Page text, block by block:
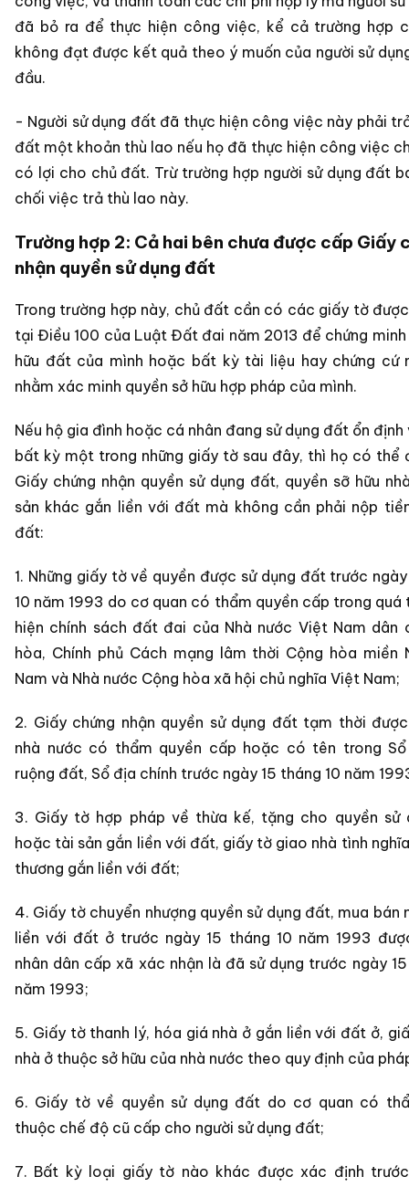
đã bỏ ra để thực hiện công việc, kể cả trường hợp
không đạt được kết quả theo ý muốn của người sử
đầu.
- Người sử dụng đất đã thực hiện công việc này phải
đất một khoản thù lao nếu họ đã thực hiện công việc
có lợi cho chủ đất. Trừ trường hợp người sử dụng đất
chối việc trả thù lao này.
Trường hợp 2: Cả hai bên chưa được cấp Giấy
nhận quyền sử dụng đất
Trong trường hợp này, chủ đất cần có các giấy tờ
tại Điều 100 của Luật Đất đai năm 2013 để chứng minh
hữu đất của mình hoặc bất kỳ tài liệu hay chứng cứ
nhằm xác minh quyền sở hữu hợp pháp của mình.
Nếu hộ gia đình hoặc cá nhân đang sử dụng đất ổn định
bất kỳ một trong những giấy tờ sau đây, thì họ có thể
Giấy chứng nhận quyền sử dụng đất, quyền sỡ hữu
sản khác gắn liền với đất mà không cần phải nộp
đất:
1. Những giấy tờ về quyền được sử dụng đất trước
10 năm 1993 do cơ quan có thẩm quyền cấp trong quá
hiện chính sách đất đai của Nhà nước Việt Nam dân
hòa, Chính phủ Cách mạng lâm thời Cộng hòa miền
Nam và Nhà nước Cộng hòa xã hội chủ nghĩa Việt Nam;
2. Giấy chứng nhận quyền sử dụng đất tạm thời
nhà nước có thẩm quyền cấp hoặc có tên trong
ruộng đất, Sổ địa chính trước ngày 15 tháng 10 năm
3. Giấy tờ hợp pháp về thừa kế, tặng cho quyền sử
hoặc tài sản gắn liền với đất, giấy tờ giao nhà tình
thương gắn liền với đất;
4. Giấy tờ chuyển nhượng quyền sử dụng đất, mua bán
liền với đất ở trước ngày 15 tháng 10 năm 1993
nhân dân cấp xã xác nhận là đã sử dụng trước ngày
năm 1993;
5. Giấy tờ thanh lý, hóa giá nhà ở gắn liền với đất ở,
nhà ở thuộc sở hữu của nhà nước theo quy định của
6. Giấy tờ về quyền sử dụng đất do cơ quan có
thuộc chế độ cũ cấp cho người sử dụng đất;
7. Bất kỳ loại giấy tờ nào khác được xác định